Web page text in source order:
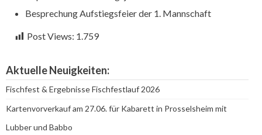
Besprechung Aufstiegsfeier der 1. Mannschaft
Post Views: 1.759
Aktuelle Neuigkeiten:
Fischfest & Ergebnisse Fischfestlauf 2026
Kartenvorverkauf am 27.06. für Kabarett in Prosselsheim mit
Lubber und Babbo